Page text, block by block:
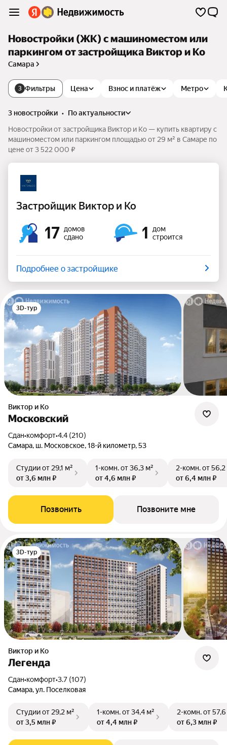
Новостройки (ЖК) с машиноместом или
паркингом от застройщика Виктор и Ко
Самара
3 Фильтры Цена Взнос и платёж Метро
3 новостройки •
по актуальности
Новостройки от застройщика Виктор и Ко — купить квартиру с
машиноместом или паркингом площадью от 29 м² в Самаре по
цене от 3 522 000 ₽
Застройщик Виктор и Ко
17 домов
сдано
1
дом
строится
Подробнее о застройщике
3D-тур
Виктор и Ко
Московский
Сдан•комфорт•4.4 (210)
Самара, ш. Московское, 18-й километр, 53
Студииот 29,1 м²
от 3,6 млн ₽
1-комн.от 36,3 м²
от 4,6 млн ₽
2-комн.от 56,2
от 6,4 млн ₽
Позвонить Позвоните мне
3D-тур
Виктор и Ко
Легенда
Сдан•комфорт•3.7 (107)
Самара, ул. Поселковая
Студииот 29,2 м²
от 3,5 млн ₽
1-комн.от 34,4 м²
от 4,4 млн ₽
2-комн.от
от 6,3 млн ₽